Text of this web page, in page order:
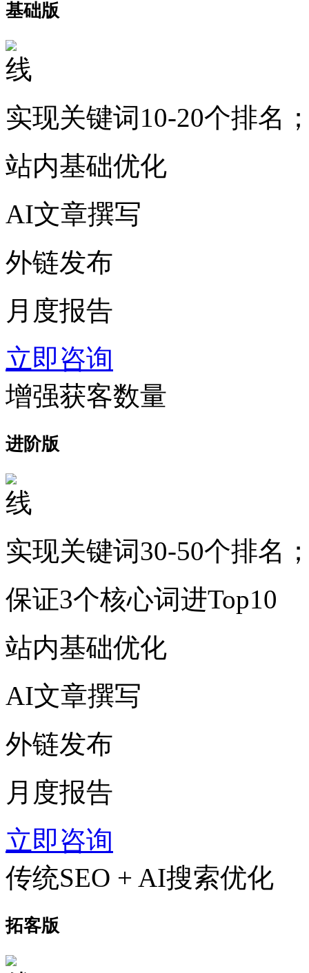
基础版
实现关键词10-20个排名
站内基础优化
AI文章撰写
外链发布
月度报告
立即咨询
增强获客数量
进阶版
实现关键词30-50个排名
保证3个核心词进Top10
站内基础优化
AI文章撰写
外链发布
月度报告
立即咨询
传统SEO + AI搜索优化
拓客版